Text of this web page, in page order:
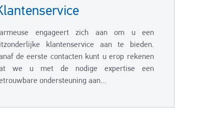
engageert zich aan om u een
klantenservice aan te bieden.
de eerste contacten kunt u erop rekenen
we u met de nodige expertise een
ondersteuning aan...